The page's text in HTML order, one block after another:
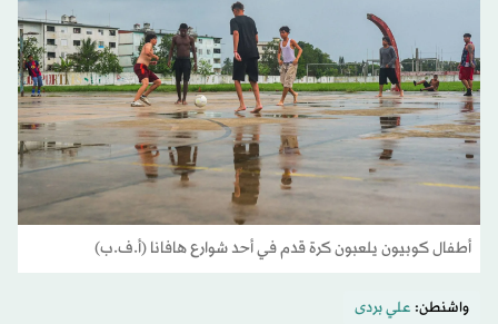
أطفال كوبيون يلعبون كرة قدم في أحد شوارع هافانا (أ.ف.ب)
واشنطن: علي بردى